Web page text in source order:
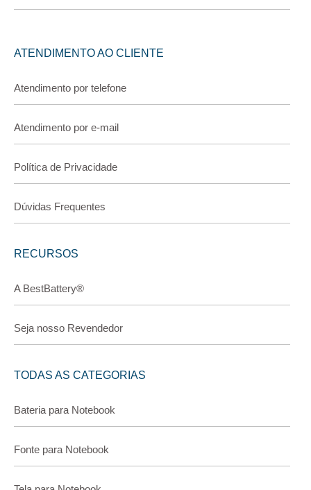
ATENDIMENTO AO CLIENTE
Atendimento por telefone
Atendimento por e-mail
Política de Privacidade
Dúvidas Frequentes
RECURSOS
A BestBattery®
Seja nosso Revendedor
TODAS AS CATEGORIAS
Bateria para Notebook
Fonte para Notebook